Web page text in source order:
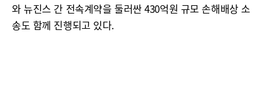
와 뉴진스 간 전속계약을 둘러싼 430억원 규모 손해배상 소
송도 함께 진행되고 있다.